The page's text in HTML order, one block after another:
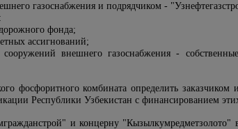
газоснабжения и подрядчиком -
фонда;
ассигнований;
внешнего газоснабжения - собственные
фосфоритного комбината определить
Республики Узбекистан с финансированием
и концерну "Кызылкумредметзолото"